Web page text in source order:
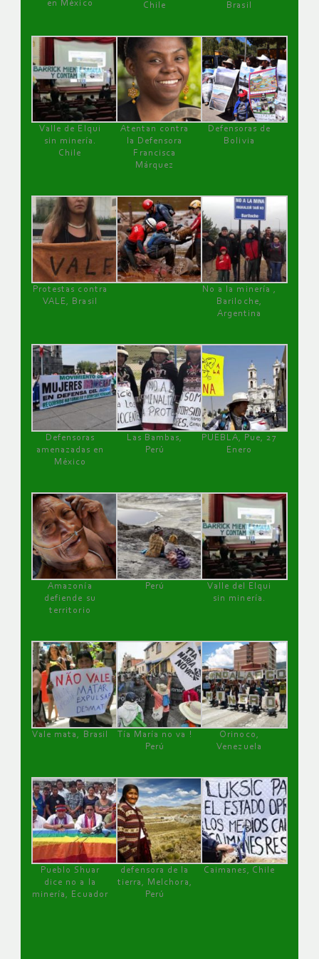
en México
Chile
Brasil
Valle de Elqui
sin minería.
Chile
Atentan contra
la Defensora
Francisca
Márquez
Defensoras de
Bolivia
Protestas contra
VALE, Brasil
No a la minería ,
Bariloche,
Argentina
Defensoras
amenazadas en
México
Las Bambas,
Perú
PUEBLA, Pue, 27
Enero
Amazonía
defiende su
territorio
Perú
Valle del Elqui
sin minería.
Vale mata, Brasil
Tía María no va !
Perú
Orinoco,
Venezuela
Pueblo Shuar
dice no a la
minería, Ecuador
defensora de la
tierra, Melchora,
Perú
Caimanes, Chile